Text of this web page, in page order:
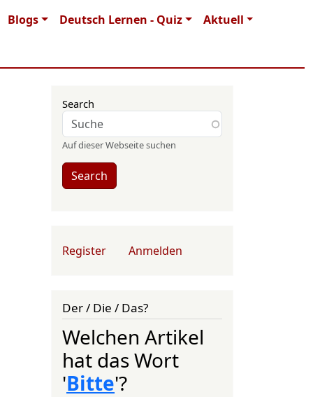
Blogs Deutsch Lernen - Quiz Aktuell
Search
Auf dieser Webseite suchen
Search
User account menu
Register Anmelden
Der / Die / Das?
Welchen Artikel
hat das Wort
'Bitte'?